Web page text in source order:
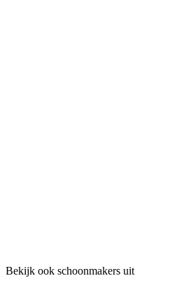
Bekijk ook schoonmakers uit